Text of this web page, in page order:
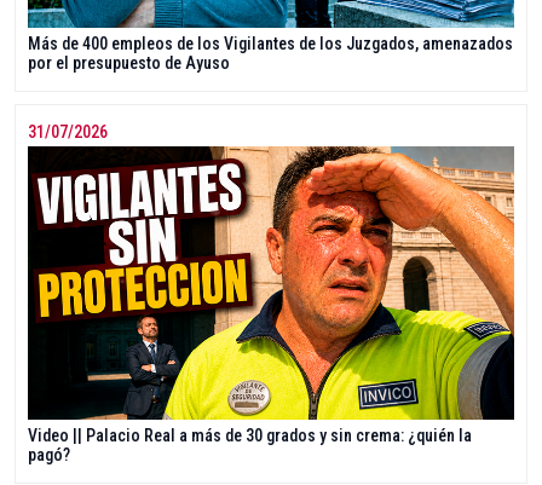
Más de 400 empleos de los Vigilantes de los Juzgados, amenazados
por el presupuesto de Ayuso
31/07/2026
Video || Palacio Real a más de 30 grados y sin crema: ¿quién la
pagó?